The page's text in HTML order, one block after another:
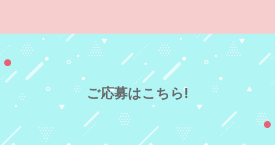
ご応募はこちら!